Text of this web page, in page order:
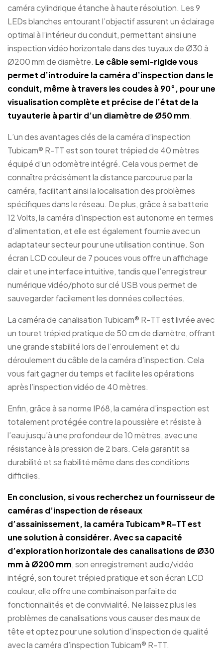
caméra cylindrique étanche à haute résolution. Les 9
LEDs blanches entourant l’objectif assurent un éclairage
optimal à l’intérieur du conduit, permettant ainsi une
inspection vidéo horizontale dans des tuyaux de Ø30 à
Ø200 mm de diamètre. Le câble semi-rigide vous
permet d’introduire la caméra d’inspection dans le
conduit, même à travers les coudes à 90°, pour une
visualisation complète et précise de l’état de la
tuyauterie à partir d’un diamètre de Ø50 mm.
L’un des avantages clés de la caméra d’inspection
Tubicam® R-TT est son touret trépied de 40 mètres
équipé d’un odomètre intégré. Cela vous permet de
connaître précisément la distance parcourue par la
caméra, facilitant ainsi la localisation des problèmes
spécifiques dans le réseau. De plus, grâce à sa batterie
12 Volts, la caméra d’inspection est autonome en termes
d’alimentation, et elle est également fournie avec un
adaptateur secteur pour une utilisation continue. Son
écran LCD couleur de 7 pouces vous offre un affichage
clair et une interface intuitive, tandis que l’enregistreur
numérique vidéo/photo sur clé USB vous permet de
sauvegarder facilement les données collectées.
La caméra de canalisation Tubicam® R-TT est livrée avec
un touret trépied pratique de 50 cm de diamètre, offrant
une grande stabilité lors de l’enroulement et du
déroulement du câble de la caméra d’inspection. Cela
vous fait gagner du temps et facilite les opérations
après l’inspection vidéo de 40 mètres.
Enfin, grâce à sa norme IP68, la caméra d’inspection est
totalement protégée contre la poussière et résiste à
l’eau jusqu’à une profondeur de 10 mètres, avec une
résistance à la pression de 2 bars. Cela garantit sa
durabilité et sa fiabilité même dans des conditions
difficiles.
En conclusion, si vous recherchez un fournisseur de
caméras d’inspection de réseaux
d’assainissement, la caméra Tubicam® R-TTest
une solution à considérer. Avec sa capacité
d’exploration horizontale des canalisations de Ø30
mm à Ø200 mm, son enregistrement audio/vidéo
intégré, son touret trépied pratique et son écran LCD
couleur, elle offre une combinaison parfaite de
fonctionnalités et de convivialité. Ne laissez plus les
problèmes de canalisations vous causer des maux de
tête et optez pour une solution d’inspection de qualité
avec la caméra d’inspection Tubicam® R-TT.